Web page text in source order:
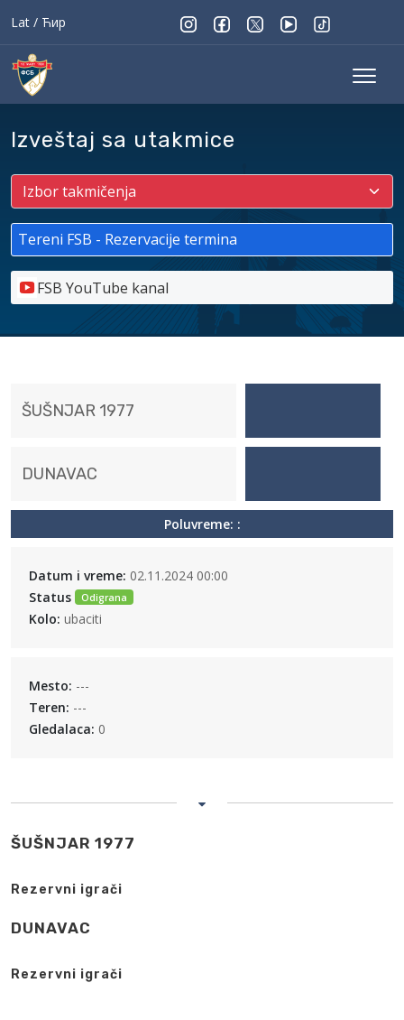
Lat / Ћир
Izveštaj sa utakmice
Tereni FSB - Rezervacije termina
FSB YouTube kanal
ŠUŠNJAR 1977
DUNAVAC
Poluvreme: :
Datum i vreme: 02.11.2024 00:00
Status
Odigrana
Kolo: ubaciti
Mesto: ---
Teren: ---
Gledalaca: 0
ŠUŠNJAR 1977
Rezervni igrači
DUNAVAC
Rezervni igrači